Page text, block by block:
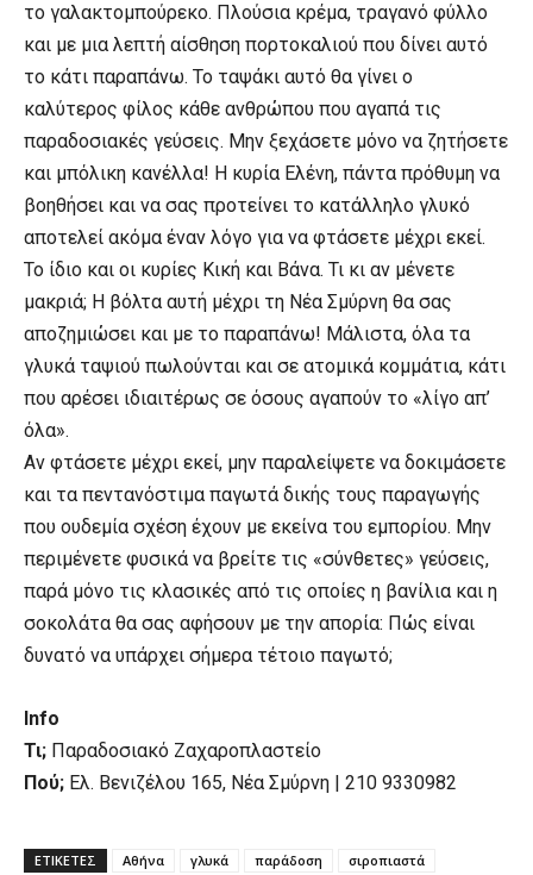
το γαλακτομπούρεκο. Πλούσια κρέμα, τραγανό φύλλο
και με μια λεπτή αίσθηση πορτοκαλιού που δίνει αυτό
το κάτι παραπάνω. Το ταψάκι αυτό θα γίνει ο
καλύτερος φίλος κάθε ανθρώπου που αγαπά τις
παραδοσιακές γεύσεις. Μην ξεχάσετε μόνο να ζητήσετε
και μπόλικη κανέλλα! Η κυρία Ελένη, πάντα πρόθυμη να
βοηθήσει και να σας προτείνει το κατάλληλο γλυκό
αποτελεί ακόμα έναν λόγο για να φτάσετε μέχρι εκεί.
Το ίδιο και οι κυρίες Κική και Βάνα. Τι κι αν μένετε
μακριά; Η βόλτα αυτή μέχρι τη Νέα Σμύρνη θα σας
αποζημιώσει και με το παραπάνω! Μάλιστα, όλα τα
γλυκά ταψιού πωλούνται και σε ατομικά κομμάτια, κάτι
που αρέσει ιδιαιτέρως σε όσους αγαπούν το «λίγο απ’
όλα».
Αν φτάσετε μέχρι εκεί, μην παραλείψετε να δοκιμάσετε
και τα πεντανόστιμα παγωτά δικής τους παραγωγής
που ουδεμία σχέση έχουν με εκείνα του εμπορίου. Μην
περιμένετε φυσικά να βρείτε τις «σύνθετες» γεύσεις,
παρά μόνο τις κλασικές από τις οποίες η βανίλια και η
σοκολάτα θα σας αφήσουν με την απορία: Πώς είναι
δυνατό να υπάρχει σήμερα τέτοιο παγωτό;
Info
Τι; Παραδοσιακό Ζαχαροπλαστείο
Πού; Ελ. Βενιζέλου 165, Νέα Σμύρνη | 210 9330982
ΕΤΙΚΕΤΕΣ Αθήνα γλυκά παράδοση σιροπιαστά